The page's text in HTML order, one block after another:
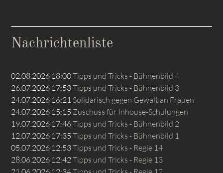
Nachrichtenliste
02.08.2026 18:00Tipps und Tricks - Bühnenbild 4
26.07.2026 17:53Tipps und Tricks - Bühnenbild 3
24.07.2026 16:21 Solidarisch gegen Gewalt an Frauen
24.07.2026 15:15 Zuschuss für Inhouse-Schulungen
19.07.2026 17:46Tipps und Tricks - Bühnenbild 2
12.07.2026 17:35 Tipps und Tricks - Bühnenbild 1
05.07.2026 12:53Tipps und Tricks - Regie 14
28.06.2026 12:42 Tipps und Tricks - Regie 13